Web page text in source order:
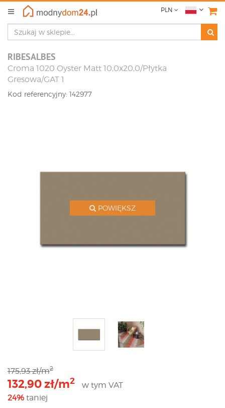
PLN
RIBESALBES
Croma 1020 Oyster Matt 10,0x20,0/Płytka
Gresowa/GAT 1
Kod referencyjny: 142977
POWIĘKSZ
175,93 zł/m2
132,90 zł/m2
w tym VAT
24% taniej